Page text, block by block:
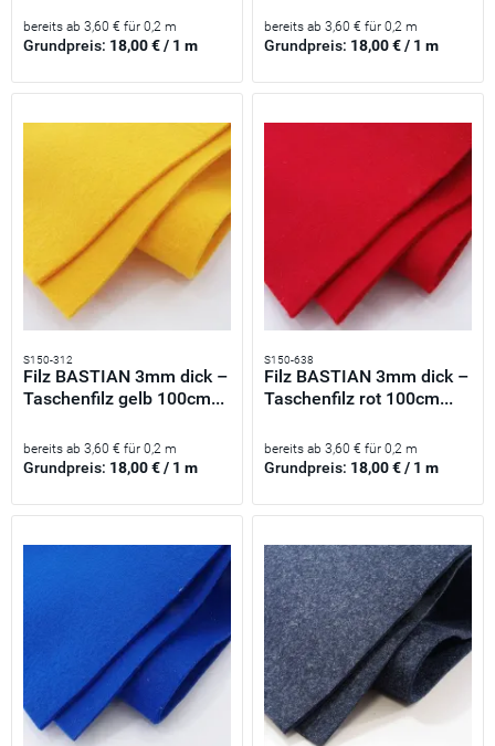
bereits ab 3,60 € für 0,2 m
Grundpreis: 18,00 € / 1 m
bereits ab 3,60 € für 0,2 m
Grundpreis: 18,00 € / 1 m
S150-312
Filz BASTIAN 3mm dick –
Taschenfilz gelb 100cm...
bereits ab 3,60 € für 0,2 m
Grundpreis: 18,00 € / 1 m
S150-638
Filz BASTIAN 3mm dick –
Taschenfilz rot 100cm...
bereits ab 3,60 € für 0,2 m
Grundpreis: 18,00 € / 1 m